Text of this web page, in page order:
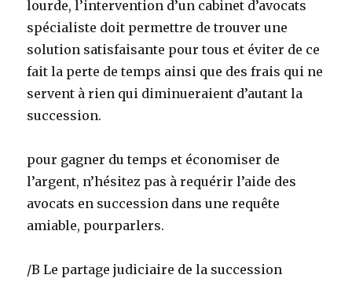
lourde, l’intervention d’un cabinet d’avocats
spécialiste doit permettre de trouver une
solution satisfaisante pour tous et éviter de ce
fait la perte de temps ainsi que des frais qui ne
servent à rien qui diminueraient d’autant la
succession.
pour gagner du temps et économiser de
l’argent, n’hésitez pas à requérir l’aide des
avocats en succession dans une requête
amiable, pourparlers.
/B Le partage judiciaire de la succession